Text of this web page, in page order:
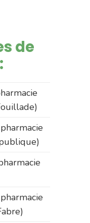
de
pharmacie
pharmacie